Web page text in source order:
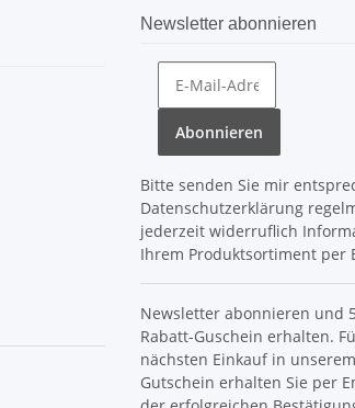
Newsletter abonnieren
Abonnieren
Bitte senden Sie mir
Datenschutzerklärung
jederzeit widerruflich
Ihrem Produktsortiment per
Newsletter abonnieren und
Rabatt-Guschein erhalten.
nächsten Einkauf in
Gutschein erhalten Sie per